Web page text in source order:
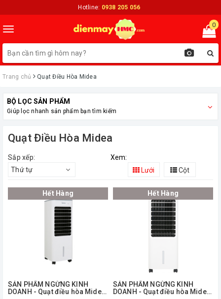
Hotline: 0938 205 056
Toggle
navigation
0
Trang chủ Quạt Điều Hòa Midea
BỘ LỌC SẢN PHẨM
Giúp lọc nhanh sản phẩm bạn tìm kiếm
Quạt Điều Hòa Midea
Sắp xếp:
Thứ tự
Xem:
Lưới
Cột
Hết Hàng
ㅤSẢN PHẨM NGỪNG KINH
DOANH - Quạt điều hòa Midea
Hết Hàng
ㅤSẢN PHẨM NGỪNG KINH
DOANH - Quạt điều hòa Midea